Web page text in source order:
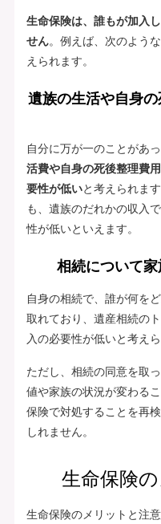
生命保険は、誰もが加入
せん。例えば、次のよう
えられます。
遺族の生活や自身
自分に万が一のことがあっ
活費や自身の死後整理費
要性が低いと考えられま
も、遺族のだれかの収入
性が低いといえます。
相続について
自身の相続で、誰が何を
取れており、遺産相続の
入の必要性が低いと考えら
ただし、相続の同意を取
値や家族の状況が変わる
保険で対処することを再
しれません。
生命保険
生命保険のメリットと注